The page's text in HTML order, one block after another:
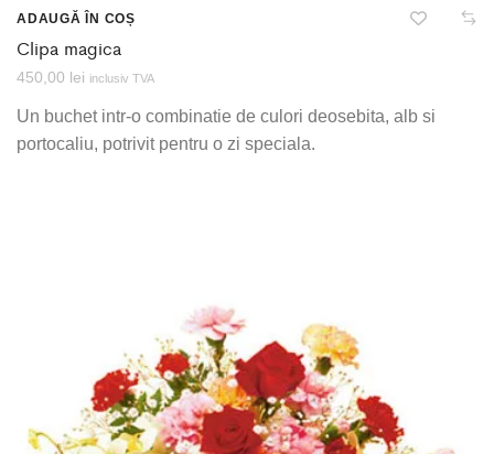
ADAUGĂ ÎN COȘ
Clipa magica
450,00 lei inclusiv TVA
Un buchet intr-o combinatie de culori deosebita, alb si
portocaliu, potrivit pentru o zi speciala.